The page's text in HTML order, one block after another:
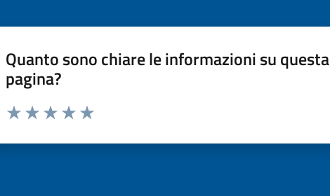
Quanto sono chiare le informazioni su questa
pagina?
Valuta da 1 a 5 stelle la pagina